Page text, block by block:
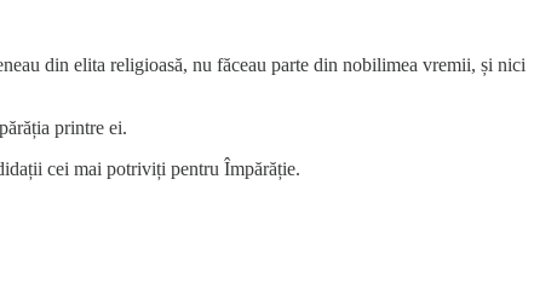
din elita religioasă, nu făceau parte din nobilimea vremii, și nici
printre ei.
cei mai potriviți pentru Împărăție.